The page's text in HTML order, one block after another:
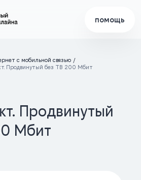
помощь
с мобильной связью
Продвинутый без ТВ 200 Мбит
Продвинутый
Мбит